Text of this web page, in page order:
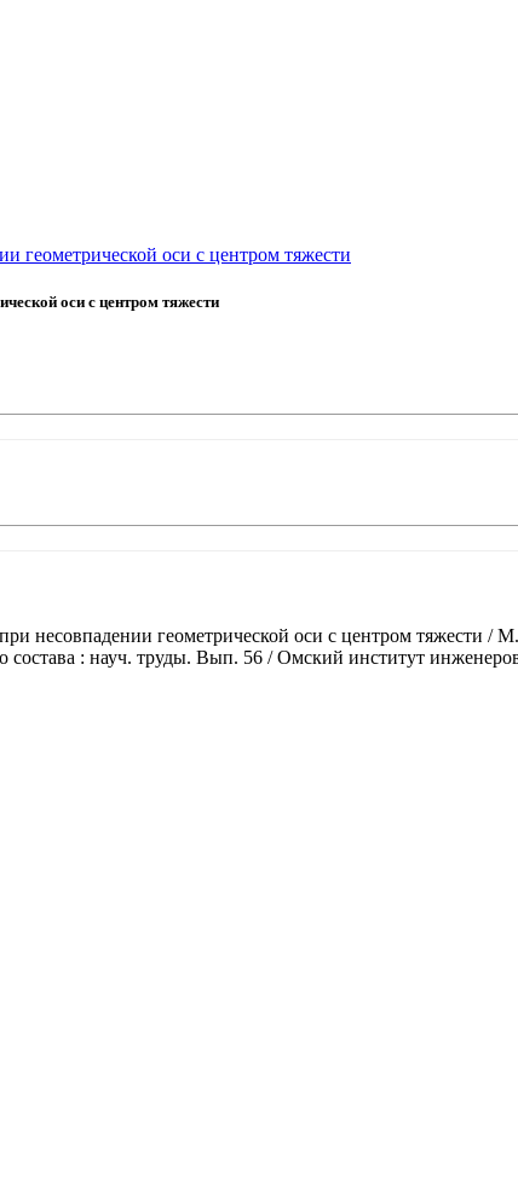
геометрической оси с центром тяжести
оси с центром тяжести
несовпадении геометрической оси с центром
состава : науч. труды. Вып. 56 / Омский институт